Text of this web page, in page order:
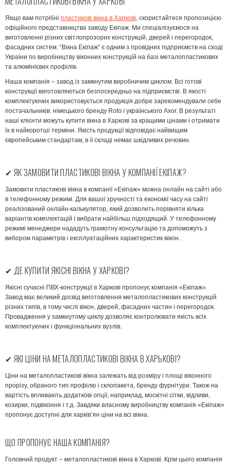
Якщо вам потрібні пластикові вікна в Харкові, скористайтеся пропозицією
офіційного представництва заводу Екіпаж. Ми спеціалізуємося на
виготовленні різних світлопрозорих конструкцій, дверей і перегородок,
фасадних систем. “Вікна Екіпаж” є одним з провідних підприємств на сході
України по виробництву віконних конструкцій на базі металопластикових
та алюмінієвих профілів.
Наша компанія – завод із замкнутим виробничим циклом. Всі готові
конструкції виготовляються безпосередньо на підприємстві. В якості
комплектуючих використовується продукція добре зарекомендували себе
постачальників: німецького бренду Roto і українського Axor. В результаті
наші клієнти можуть купити вікна в Харкові за кращими цінами і отримати
їх в найкоротші терміни. Якість продукції відповідає найвищим
європейським стандартам, в її складі немає шкідливих речовин.
✔ ЯК ЗАМОВИТИ ПЛАСТИКОВІ ВІКНА У КОМПАНІЇ ЕКІПАЖ?
Замовити пластикові вікна в компанії «Екіпаж» можна онлайн на сайті або
в телефонному режимі. Для вашої зручності та економії часу на сайті
реалізований онлайн-калькулятор, який дозволить порівняти кілька
варіантів комплектацій і вибрати найбільш підходящий. У телефонному
режимі менеджери нададуть грамотну консультацію та допоможуть з
вибором параметрів і експлуатаційних характеристик вікон.
✔ ДЕ КУПИТИ ЯКІСНІ ВІКНА У ХАРКОВІ?
Якісні сучасні ПВХ-конструкції в Харкові пропонує компанія «Екіпаж».
Завод має великий досвід виготовлення металопластикових конструкцій
різних типів, в тому числі вікон, дверей, фасадних частин і перегородок.
Провадження у замкнутому циклу дозволяє контролювати якість всіх
комплектуючих і функціональних вузлів.
✔ ЯКІ ЦІНИ НА МЕТАЛОПЛАСТИКОВІ ВІКНА В ХАРЬКОВІ?
Ціни на металопластикові вікна залежать від розміру і площі віконного
прорізу, обраного тип профілю і склопакета, бренду фурнітури. Також на
вартість впливають додаткові опції, наприклад, москітні сітки, відливи,
козирки, підвіконня і т.д. Завдяки власному виробництву компанія «Екіпаж»
пропонує доступні для харків’ян ціни на всі вікна.
ЩО ПРОПОНУЄ НАША КОМПАНІЯ?
Головний продукт – металопластикові вікна в Харкові. Крім цього компанія